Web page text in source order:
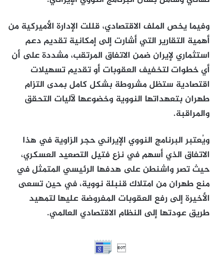
وفيما يخص الملف الاقتصادي، قللت الإدارة الأميركية من
أهمية التقارير التي أشارت إلى إمكانية تقديم دعم
استثماري لإيران ضمن الاتفاق المرتقب، مشددة على أن
أي خطوات لتخفيف العقوبات أو تقديم تسهيلات
اقتصادية ستظل مشروطة بشكل كامل بمدى التزام
طهران بتعهداتها النووية وخضوعها لآليات التحقق
والمراقبة.
ويُعتبر البرنامج النووي الإيراني حجر الزاوية في هذا
الاتفاق الذي أسهم في نزع فتيل التصعيد العسكري،
حيث تصر واشنطن على هدفها الرئيسي المتمثل في
منع طهران من امتلاك قنبلة نووية، في حين تسعى
الأخيرة إلى رفع العقوبات المفروضة عليها لتمهيد
طريق عودتها إلى النظام الاقتصادي العالمي.
